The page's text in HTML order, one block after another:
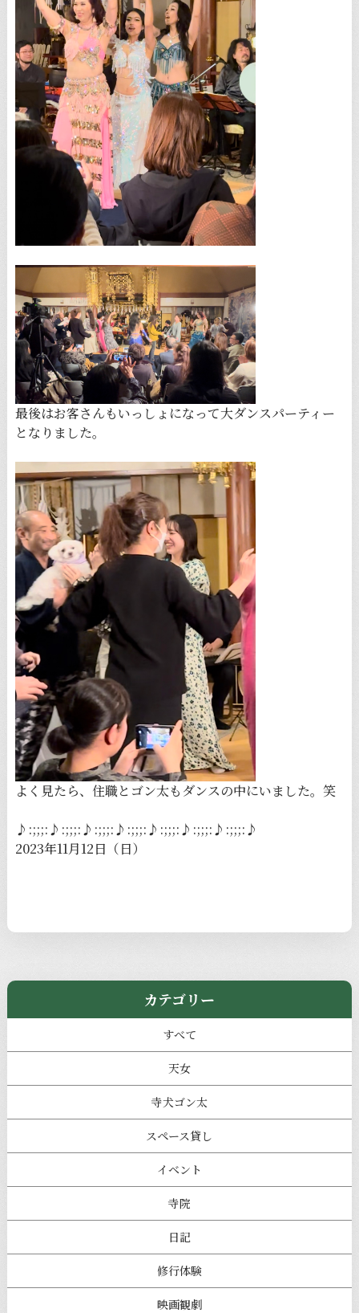
最後はお客さんもいっしょになって大ダンスパーティー
となりました。
よく見たら、住職とゴン太もダンスの中にいました。笑
♪:;;;:♪:;;;:♪:;;;:♪:;;;:♪:;;;:♪:;;;:♪:;;;:♪
2023年11月12日（日）
カテゴリー
すべて
天女
寺犬ゴン太
スペース貸し
イベント
寺院
日記
修行体験
映画観劇